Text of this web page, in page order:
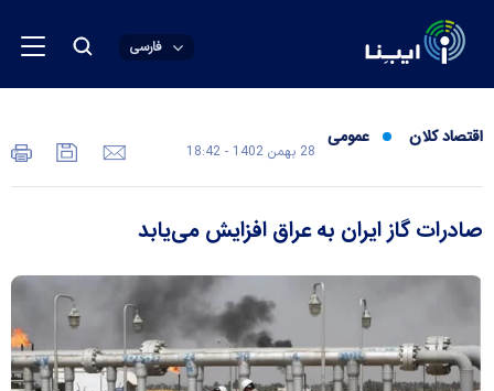
فارسی
اقتصاد کلان عمومی
28 بهمن 1402 - 18:42
صادرات گاز ایران به عراق افزایش می‌یابد